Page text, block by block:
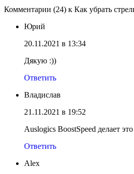
Комментарии (24) к Как убрать
Юрий
20.11.2021 в 13:34
Дякую :))
Ответить
Владислав
21.11.2021 в 19:52
Auslogics BoostSpeed делает это
Ответить
Alex